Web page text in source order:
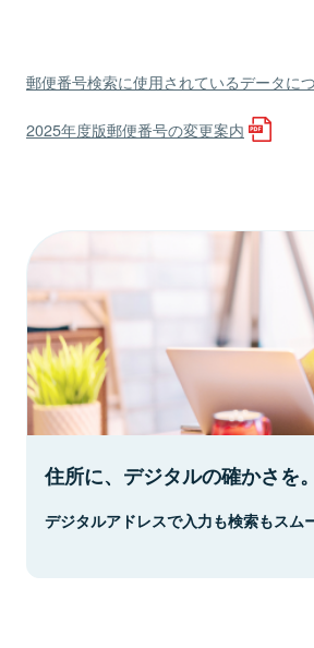
郵便番号検索に使用されているデータに
2025年度版郵便番号の変更案内
住所に、デジタルの確かさを。
デジタルアドレスで入力も検索もスム